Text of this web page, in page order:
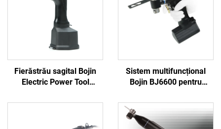
Fierăstrău sagital Bojin
Electric Power Tool
sistemul ortopedic de
traumatisme 5000
Sistem multifuncțional
Bojin BJ6600 pentru
aparat chirurgical
universal pentru găurit,
tăiat și strâns șuruburi,